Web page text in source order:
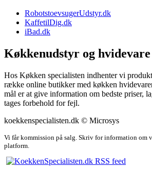
RobotstoevsugerUdstyr.dk
KaffetilDig.dk
iBad.dk
Køkkenudstyr og hvidevare
Hos Køkken specialisten indhenter vi
række online butikker med køkken
mål er at give information om bedste priser,
tages forbehold for fejl.
koekkenspecialisten.dk © Microsys
Vi får kommission på salg. Skriv for information om
platform.